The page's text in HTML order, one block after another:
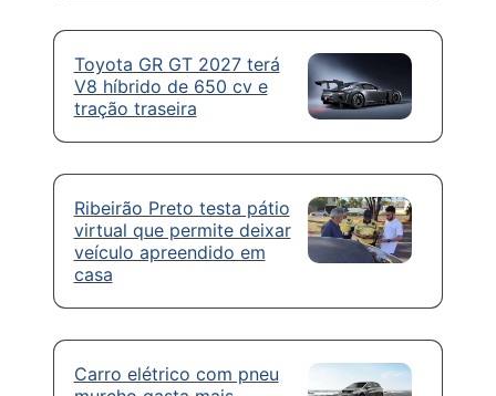
Toyota GR GT 2027 terá
V8 híbrido de 650 cv e
tração traseira
Ribeirão Preto testa pátio
virtual que permite deixar
veículo apreendido em
casa
Carro elétrico com pneu